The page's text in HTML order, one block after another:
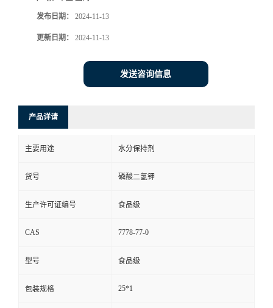
发布日期： 2024-11-13
更新日期： 2024-11-13
发送咨询信息
产品详请
主要用途 水分保持剂
货号 磷酸二氢钾
生产许可证编号 食品级
CAS 7778-77-0
型号 食品级
包装规格 25*1